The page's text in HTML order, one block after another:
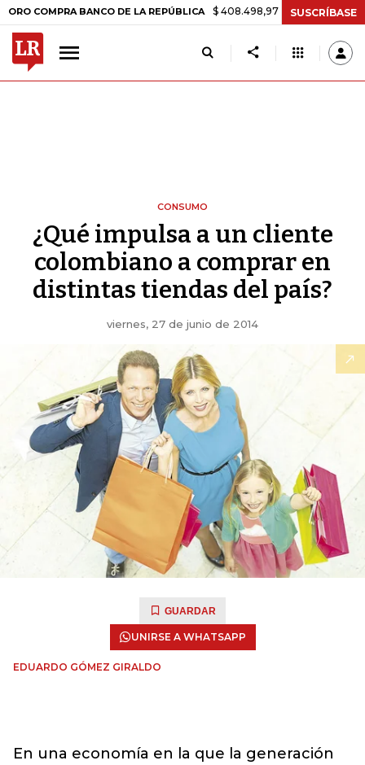
BANCO DE LA REPÚBLICA $ 408.498,97 +$ 8.753,81 +2,19%
SUSCRÍBASE
CONSUMO
¿Qué impulsa a un cliente
colombiano a comprar en
distintas tiendas del país?
viernes, 27 de junio de 2014
GUARDAR
UNIRSE A WHATSAPP
EDUARDO GÓMEZ GIRALDO
En una economía en la que la generación